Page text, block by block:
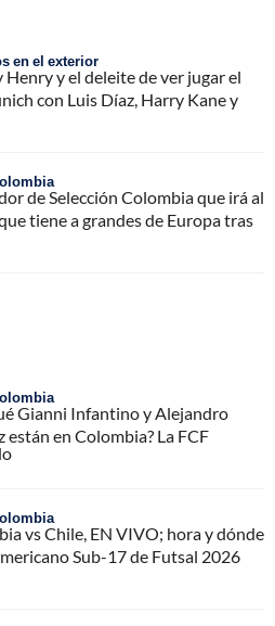
en el exterior
Henry y el deleite de ver jugar el
con Luis Díaz, Harry Kane y
de Selección Colombia que irá al
tiene a grandes de Europa tras
Gianni Infantino y Alejandro
están en Colombia? La FCF
vs Chile, EN VIVO; hora y dónde
Sub-17 de Futsal 2026